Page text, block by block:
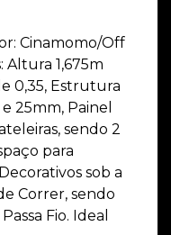
Cinamomo/Off
Altura 1,675m
0,35, Estrutura
25mm, Painel
sendo 2
para
sob a
Correr, sendo
Fio. Ideal